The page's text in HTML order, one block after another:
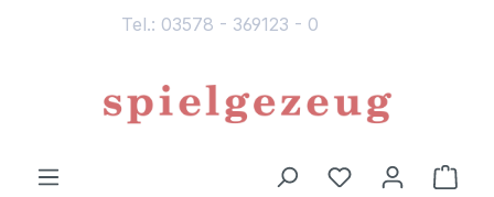
Tel.: 03578 - 369123 - 0
Du hast 0